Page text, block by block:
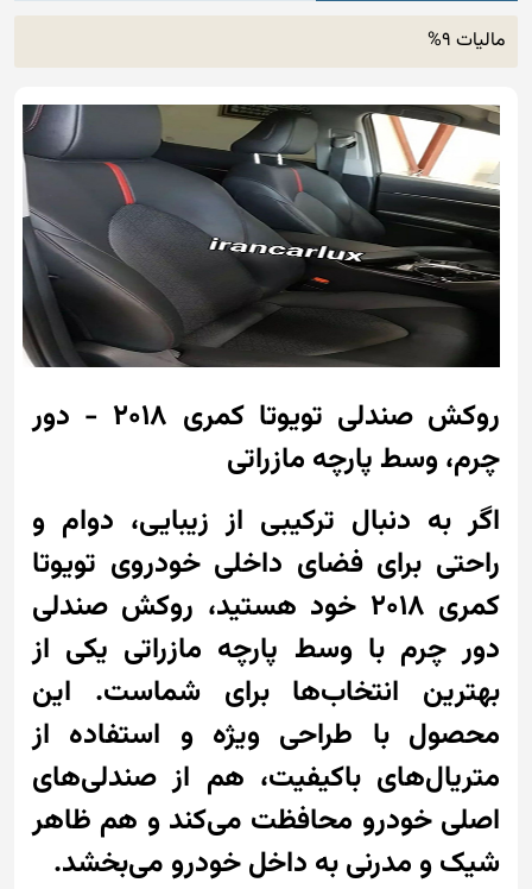
مالیات 9%
روکش صندلی تویوتا کمری 2018 - دور
چرم، وسط پارچه مازراتی
اگر به دنبال ترکیبی از زیبایی، دوام و
راحتی برای فضای داخلی خودروی تویوتا
کمری 2018 خود هستید، روکش صندلی
دور چرم با وسط پارچه مازراتی یکی از
بهترین انتخاب‌ها برای شماست. این
محصول با طراحی ویژه و استفاده از
متریال‌های باکیفیت، هم از صندلی‌های
اصلی خودرو محافظت می‌کند و هم ظاهر
شیک و مدرنی به داخل خودرو می‌بخشد.